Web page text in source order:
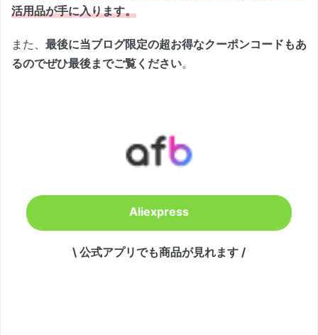
活用品が手に入ります。
また、 最後に当ブログ限定の超お得なクーポンコードもあ
るのでぜひ最後までご覧ください。
Aliexpress
\ 公式アプリでも商品が見れます /